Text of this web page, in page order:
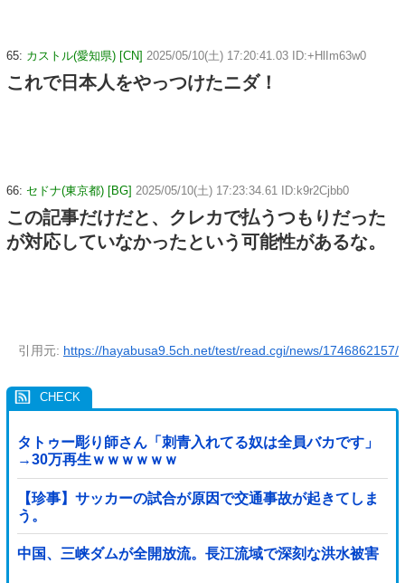
65: カストル(愛知県) [CN] 2025/05/10(土) 17:20:41.03 ID:+HlIm63w0
これで日本人をやっつけたニダ！
66: セドナ(東京都) [BG] 2025/05/10(土) 17:23:34.61 ID:k9r2Cjbb0
この記事だけだと、クレカで払うつもりだった
が対応していなかったという可能性があるな。
引用元: https://hayabusa9.5ch.net/test/read.cgi/news/1746862157/
タトゥー彫り師さん「刺青入れてる奴は全員バカです」
→30万再生ｗｗｗｗｗｗ
【珍事】サッカーの試合が原因で交通事故が起きてしま
う。
中国、三峡ダムが全開放流。長江流域で深刻な洪水被害